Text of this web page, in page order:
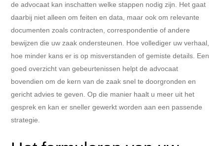
de advocaat kan inschatten welke stappen nodig zijn. Het gaat
daarbij niet alleen om feiten en data, maar ook om relevante
documenten zoals contracten, correspondentie of andere
bewijzen die uw zaak ondersteunen. Hoe vollediger uw verhaal,
hoe minder kans er is op misverstanden of gemiste details. Een
goed overzicht van gebeurtenissen helpt de advocaat
bovendien om de kern van de zaak snel te doorgronden en
gericht advies te geven. Op die manier haalt u meer uit het
gesprek en kan er sneller gewerkt worden aan een passende
strategie.